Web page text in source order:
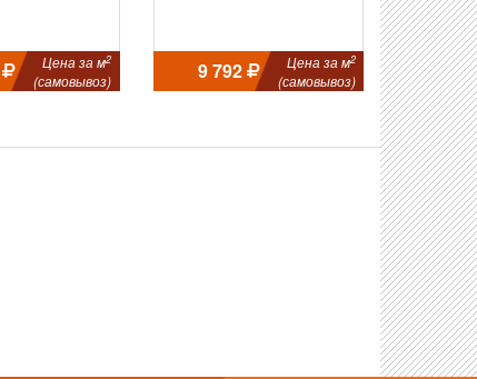
Цена за м2
(самовывоз) 9 792 Цена за м2
(самовывоз)